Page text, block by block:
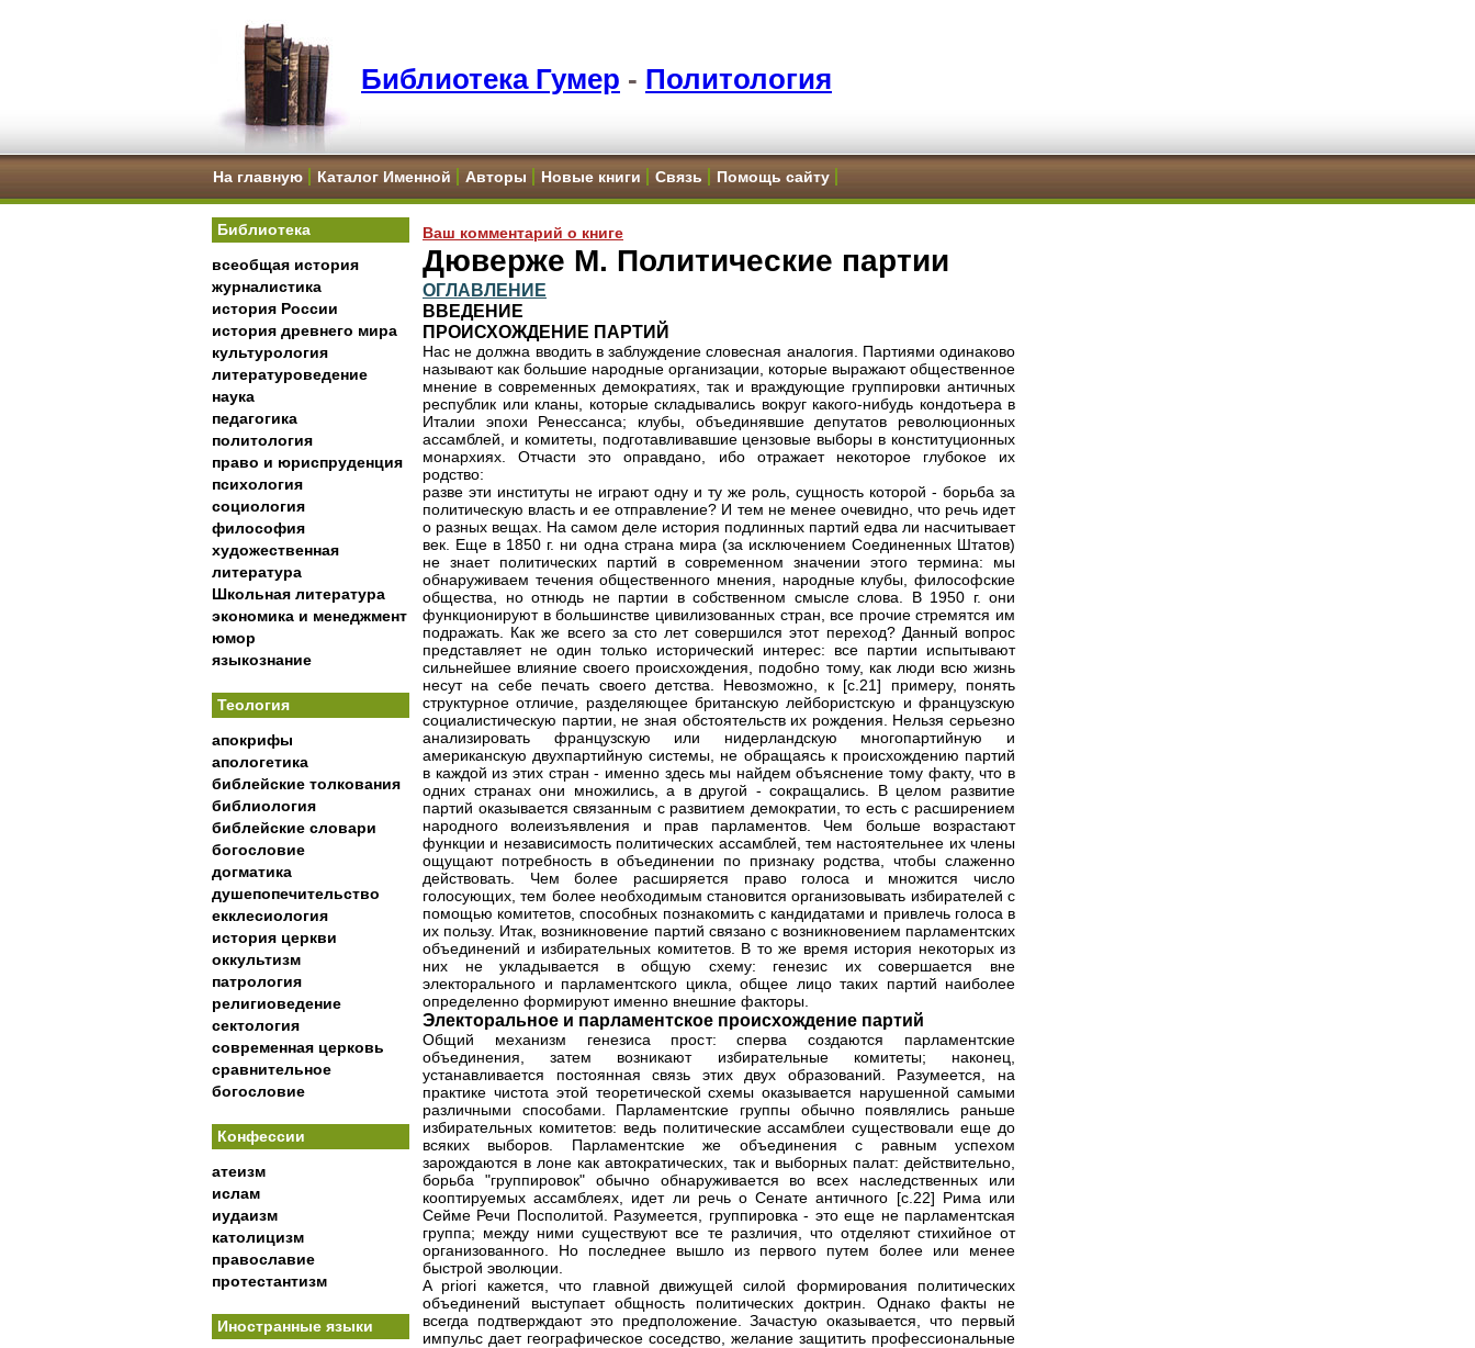
Библиотека Гумер - Политология
На главную Каталог Именной Авторы Новые книги Связь Помощь сайту
Библиотека
всеобщая история
журналистика
история России
история древнего мира
культурология
литературоведение
наука
педагогика
политология
право и юриспруденция
психология
социология
философия
художественная
литература
Школьная литература
экономика и менеджмент
юмор
языкознание
Теология
апокрифы
апологетика
библейские толкования
библиология
библейские словари
богословие
догматика
душепопечительство
екклесиология
история церкви
оккультизм
патрология
религиоведение
сектология
современная церковь
сравнительное
богословие
Конфессии
атеизм
ислам
иудаизм
католицизм
православие
протестантизм
Иностранные языки
Ваш комментарий о книге
Дюверже М. Политические партии
ОГЛАВЛЕНИЕ
ВВЕДЕНИЕ
ПРОИСХОЖДЕНИЕ ПАРТИЙ
Нас не должна вводить в заблуждение словесная аналогия. Партиями одинаково
называют как большие народные организации, которые выражают общественное
мнение в современных демократиях, так и враждующие группировки античных
республик или кланы, которые складывались вокруг какого-нибудь кондотьера в
Италии эпохи Ренессанса; клубы, объединявшие депутатов революционных
ассамблей, и комитеты, подготавливавшие цензовые выборы в конституционных
монархиях. Отчасти это оправдано, ибо отражает некоторое глубокое их
родство:
разве эти институты не играют одну и ту же роль, сущность которой - борьба за
политическую власть и ее отправление? И тем не менее очевидно, что речь идет
о разных вещах. На самом деле история подлинных партий едва ли насчитывает
век. Еще в 1850 г. ни одна страна мира (за исключением Соединенных Штатов)
не знает политических партий в современном значении этого термина: мы
обнаруживаем течения общественного мнения, народные клубы, философские
общества, но отнюдь не партии в собственном смысле слова. В 1950 г. они
функционируют в большинстве цивилизованных стран, все прочие стремятся им
подражать. Как же всего за сто лет совершился этот переход? Данный вопрос
представляет не один только исторический интерес: все партии испытывают
сильнейшее влияние своего происхождения, подобно тому, как люди всю жизнь
несут на себе печать своего детства. Невозможно, к [c.21] примеру, понять
структурное отличие, разделяющее британскую лейбористскую и французскую
социалистическую партии, не зная обстоятельств их рождения. Нельзя серьезно
анализировать французскую или нидерландскую многопартийную и
американскую двухпартийную системы, не обращаясь к происхождению партий
в каждой из этих стран - именно здесь мы найдем объяснение тому факту, что в
одних странах они множились, а в другой - сокращались. В целом развитие
партий оказывается связанным с развитием демократии, то есть с расширением
народного волеизъявления и прав парламентов. Чем больше возрастают
функции и независимость политических ассамблей, тем настоятельнее их члены
ощущают потребность в объединении по признаку родства, чтобы слаженно
действовать. Чем более расширяется право голоса и множится число
голосующих, тем более необходимым становится организовывать избирателей с
помощью комитетов, способных познакомить с кандидатами и привлечь голоса в
их пользу. Итак, возникновение партий связано с возникновением парламентских
объединений и избирательных комитетов. В то же время история некоторых из
них не укладывается в общую схему: генезис их совершается вне
электорального и парламентского цикла, общее лицо таких партий наиболее
определенно формируют именно внешние факторы.
Электоральное и парламентское происхождение партий
Общий механизм генезиса прост: сперва создаются парламентские
объединения, затем возникают избирательные комитеты; наконец,
устанавливается постоянная связь этих двух образований. Разумеется, на
практике чистота этой теоретической схемы оказывается нарушенной самыми
различными способами. Парламентские группы обычно появлялись раньше
избирательных комитетов: ведь политические ассамблеи существовали еще до
всяких выборов. Парламентские же объединения с равным успехом
зарождаются в лоне как автократических, так и выборных палат: действительно,
борьба "группировок" обычно обнаруживается во всех наследственных или
кооптируемых ассамблеях, идет ли речь о Сенате античного [c.22] Рима или
Сейме Речи Посполитой. Разумеется, группировка - это еще не парламентская
группа; между ними существуют все те различия, что отделяют стихийное от
организованного. Но последнее вышло из первого путем более или менее
быстрой эволюции.
A priori кажется, что главной движущей силой формирования политических
объединений выступает общность политических доктрин. Однако факты не
всегда подтверждают это предположение. Зачастую оказывается, что первый
импульс дает географическое соседство, желание защитить профессиональные